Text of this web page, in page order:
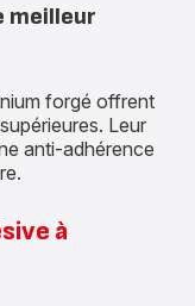
meilleur
forgé offrent
Leur
anti-adhérence
à